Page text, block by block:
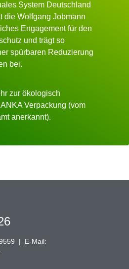
System Deutschland
die Wolfgang Jobmann
Engagement für den
und trägt so
spürbaren Reduzierung
bei.
zur ökologisch
Verpackung (vom
anerkannt).
| E-Mail: